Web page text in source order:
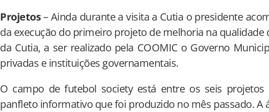
Projetos– Ainda durante a visita a Cutia o presidente
da execução do primeiro projeto de melhoria na qualidade
da Cutia, a ser realizado pela COOMIC o Governo
privadas e instituições governamentais.
O campo de futebol society está entre os seis projetos
panfleto informativo que foi produzido no mês passado. A